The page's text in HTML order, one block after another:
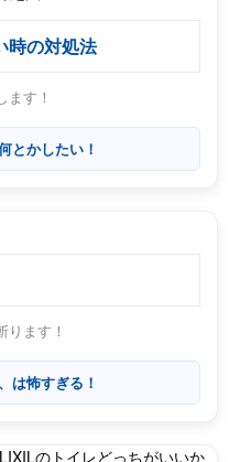
時の対処法
す！
とかしたい！
ます！
は怖すぎる！